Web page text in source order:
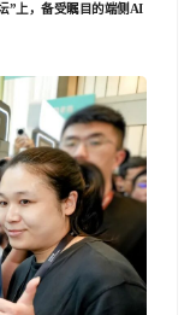
”上，备受瞩目的端侧AI